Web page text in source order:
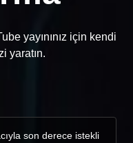
yayınınız için kendi
yaratın.
son derece istekli